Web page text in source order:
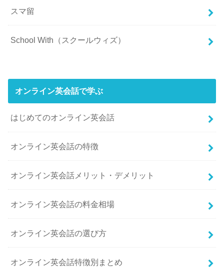
スマ留
School With（スクールウィズ）
オンライン英会話で学ぶ
はじめてのオンライン英会話
オンライン英会話の特徴
オンライン英会話メリット・デメリット
オンライン英会話の料金相場
オンライン英会話の選び方
オンライン英会話特徴別まとめ